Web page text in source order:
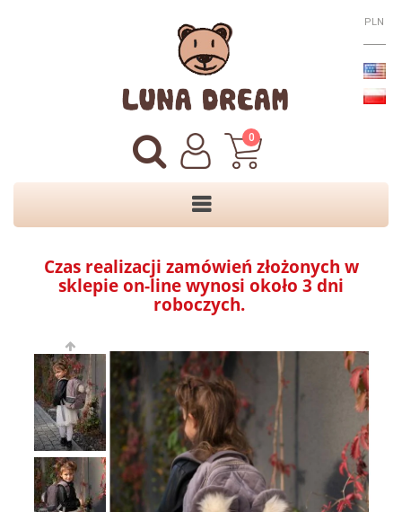
PLN
0
Czas realizacji zamówień złożonych w
sklepie on-line wynosi około 3 dni
roboczych.
